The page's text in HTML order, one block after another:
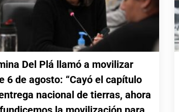
Del Plá llamó a movilizar
6 de agosto: “Cayó el capítulo
nacional de tierras, ahora